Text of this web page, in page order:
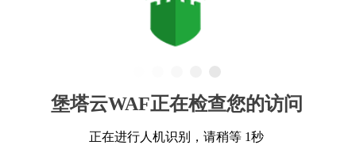
堡塔云WAF正在检查您的访问
正在进行人机识别，请稍等 1秒